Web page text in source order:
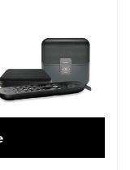
mois, Engagement 12 mois